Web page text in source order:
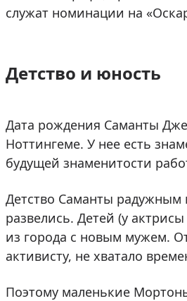
служат номинации на
Детство и юность
Дата рождения Саманты
Ноттингеме. У нее есть
будущей знаменитости
Детство Саманты радужным
развелись. Детей (у
из города с новым мужем.
активисту, не хватало
Поэтому маленькие